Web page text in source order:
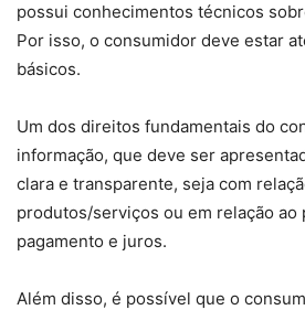
possui conhecimentos técnicos
Por isso, o consumidor deve estar
básicos.
Um dos direitos fundamentais do
informação, que deve ser
clara e transparente, seja com
produtos/serviços ou em relação ao
pagamento e juros.
Além disso, é possível que o